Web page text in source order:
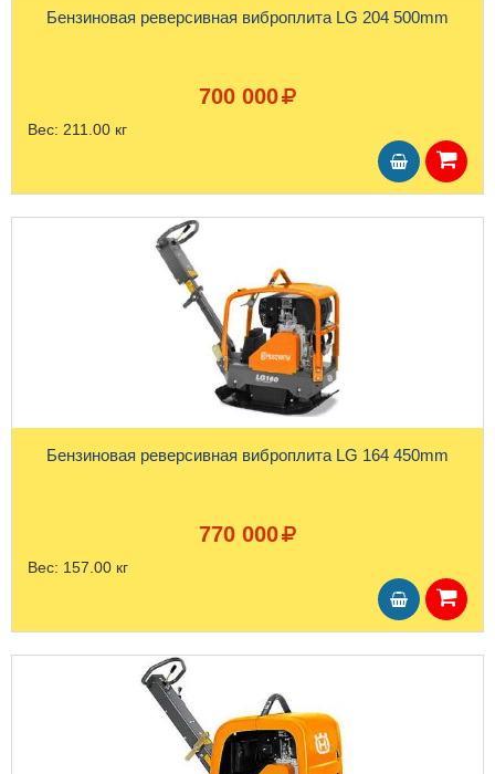
Бензиновая реверсивная виброплита LG 204 500mm
700 000
Вес: 211.00 кг
Бензиновая реверсивная виброплита LG 164 450mm
770 000
Вес: 157.00 кг